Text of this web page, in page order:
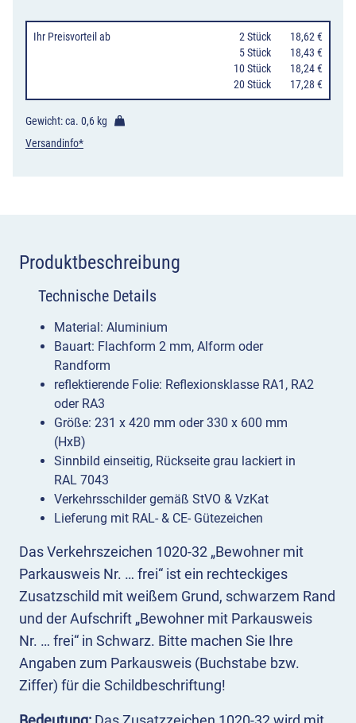
Ihr Preisvorteil ab 2 Stück
18,62 €
5 Stück
18,43 €
10 Stück
18,24 €
20 Stück
17,28 €
Gewicht: ca. 0,6 kg
Versandinfo*
Produktbeschreibung
Das Verkehrszeichen 1020-32 „Bewohner mit
Parkausweis Nr. … frei“ ist ein rechteckiges
Zusatzschild mit weißem Grund, schwarzem Rand
und der Aufschrift „Bewohner mit Parkausweis
Nr. … frei“ in Schwarz. Bitte machen Sie Ihre
Angaben zum Parkausweis (Buchstabe bzw.
Ziffer) für die Schildbeschriftung!
Technische Details
Material: Aluminium
Bauart: Flachform 2 mm, Alform oder
Randform
reflektierende Folie: Reflexionsklasse RA1, RA2
oder RA3
Größe: 231 x 420 mm oder 330 x 600 mm
(HxB)
Sinnbild einseitig, Rückseite grau lackiert in
RAL 7043
Verkehrsschilder gemäß StVO & VzKat
Lieferung mit RAL- & CE- Gütezeichen